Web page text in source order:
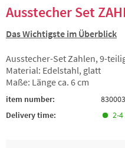
Ausstecher Set
Das Wichtigste im Überblick
Ausstecher-Set Zahlen, 9-
Material: Edelstahl, glatt
Maße: Länge ca. 6 cm
item number:
Delivery time:
2-